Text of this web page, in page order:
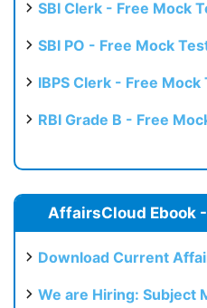
SBI Clerk - Free Mock
SBI PO - Free Mock
IBPS Clerk - Free Mock
RBI Grade B - Free
AffairsCloud Ebook
Download Current
We are Hiring: Subject